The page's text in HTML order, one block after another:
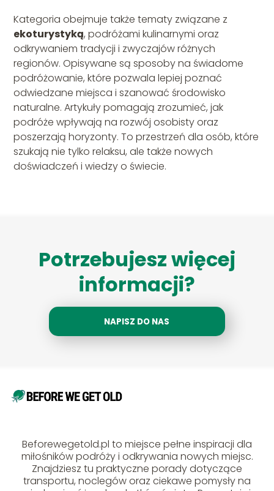
Kategoria obejmuje także tematy związane z
ekoturystyką, podróżami kulinarnymi oraz
odkrywaniem tradycji i zwyczajów różnych
regionów. Opisywane są sposoby na świadome
podróżowanie, które pozwala lepiej poznać
odwiedzane miejsca i szanować środowisko
naturalne. Artykuły pomagają zrozumieć, jak
podróże wpływają na rozwój osobisty oraz
poszerzają horyzonty. To przestrzeń dla osób, które
szukają nie tylko relaksu, ale także nowych
doświadczeń i wiedzy o świecie.
Potrzebujesz więcej
informacji?
NAPISZ DO NAS
Beforewegetold.pl to miejsce pełne inspiracji dla
miłośników podróży i odkrywania nowych miejsc.
Znajdziesz tu praktyczne porady dotyczące
transportu, noclegów oraz ciekawe pomysły na